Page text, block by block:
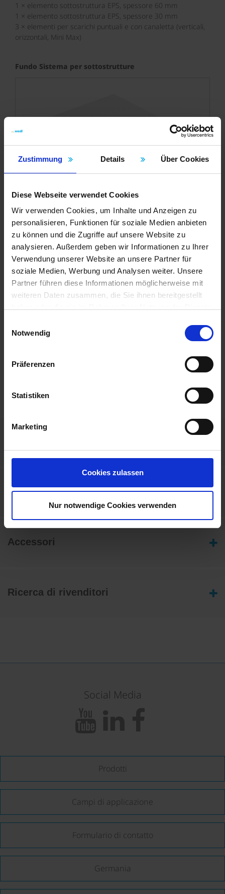
Zustimmung Details Über Cookies
Diese Webseite verwendet Cookies
Wir verwenden Cookies, um Inhalte und Anzeigen zu
personalisieren, Funktionen für soziale Medien anbieten
zu können und die Zugriffe auf unsere Website zu
analysieren. Außerdem geben wir Informationen zu Ihrer
Verwendung unserer Website an unsere Partner für
soziale Medien, Werbung und Analysen weiter. Unsere
Partner führen diese Informationen möglicherweise mit
weiteren Daten zusammen, die Sie ihnen bereitgestellt
Impressum
Notwendig
Präferenzen
Statistiken
Marketing
Cookies zulassen
Nur notwendige Cookies verwenden
1 × elemento sottostruttura EPS, spessore 60 mm
1 × elemento sottostruttura EPS, spessore 30 mm
3 × elementi per scarichi puntuali e con canaletta (verticali,
orizzontali, Mini Max)
Fundo Sistema per sottostrutture
In sintesi
Prospetto - Soluzioni speciali per solai in legno
sospesi
1.94 MB
Foglio di interrogazione dati - Fundo elemento
0.11 MB
sottostruttura, drenaggio puntuale
Istruzioni per l'installazione Fundo elemento scarichi
0.60 MB
Applicazione
Accessori
Ricerca di rivenditori
Social Media
Prodotti
Campi di applicazione
Formulario di contatto
Germania